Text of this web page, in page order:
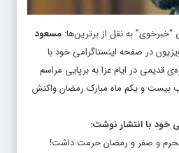
“خبرخوی” به نقل از برترین‌ها: مسعود
در صفحه اینستاگرامی خود با
قدیمی در ایام عزا به برپایی مراسم
بیست و یکم ماه مبارک رمضان واکنش
خود با انتشار نوشت:
محرم و صفر و رمضان حرمت داشت!